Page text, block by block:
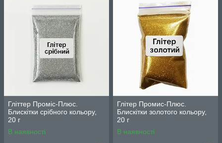
Гліттер Проміс-Плюс.
Блискітки срібного кольору,
20 г
В наявності
Глітер Промис-Плюс.
Блискітки золотого кольору,
20 г
В наявності